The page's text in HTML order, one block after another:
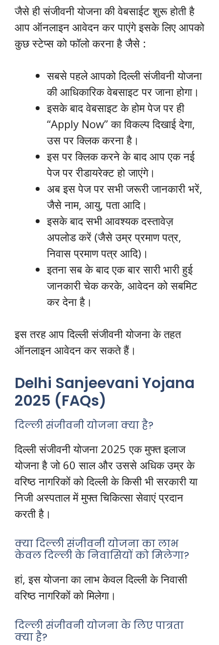
जैसे ही संजीवनी योजना की वेबसाईट शुरू होती है
आप ऑनलाइन आवेदन कर पाएंगे इसके लिए आपको
कुछ स्टेप्स को फॉलो करना है जैसे :
सबसे पहले आपको दिल्ली संजीवनी योजना
की आधिकारिक वेबसाइट पर जाना होगा।
इसके बाद वेबसाइट के होम पेज पर ही
“Apply Now” का विकल्प दिखाई देगा,
उस पर क्लिक करना है।
इस पर क्लिक करने के बाद आप एक नई
पेज पर रीडायरेक्ट हो जाएंगे।
अब इस पेज पर सभी जरूरी जानकारी भरें,
जैसे नाम, आयु, पता आदि।
इसके बाद सभी आवश्यक दस्तावेज़
अपलोड करें (जैसे उम्र प्रमाण पत्र,
निवास प्रमाण पत्र आदि)।
इतना सब के बाद एक बार सारी भारी हुई
जानकारी चेक करके, आवेदन को सबमिट
कर देना है।
इस तरह आप दिल्ली संजीवनी योजना के तहत
ऑनलाइन आवेदन कर सकते हैं।
Delhi Sanjeevani Yojana
2025 (FAQs)
दिल्ली संजीवनी योजना क्या है?
दिल्ली संजीवनी योजना 2025 एक मुफ्त इलाज
योजना है जो 60 साल और उससे अधिक उम्र के
वरिष्ठ नागरिकों को दिल्ली के किसी भी सरकारी या
निजी अस्पताल में मुफ्त चिकित्सा सेवाएं प्रदान
करती है।
क्या दिल्ली संजीवनी योजना का लाभ
केवल दिल्ली के निवासियों को मिलेगा?
हां, इस योजना का लाभ केवल दिल्ली के निवासी
वरिष्ठ नागरिकों को मिलेगा।
दिल्ली संजीवनी योजना के लिए पात्रता
क्या है?